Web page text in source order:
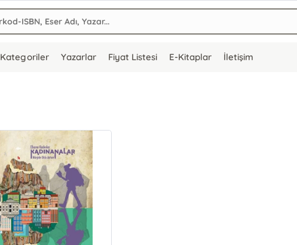
Kategoriler Yazarlar Fiyat Listesi E-Kitaplar İletişim